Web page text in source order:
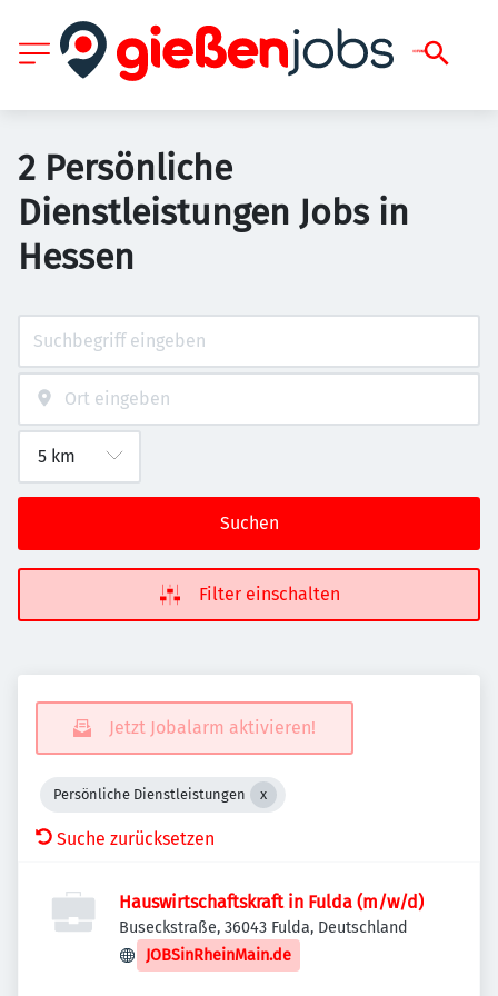
2 Persönliche
Dienstleistungen Jobs in
Hessen
Suchen
Filter einschalten
Jetzt Jobalarm aktivieren!
Persönliche Dienstleistungen
Suche zurücksetzen
Hauswirtschaftskraft in Fulda (m/w/d)
Buseckstraße, 36043 Fulda, Deutschland
JOBSinRheinMain.de